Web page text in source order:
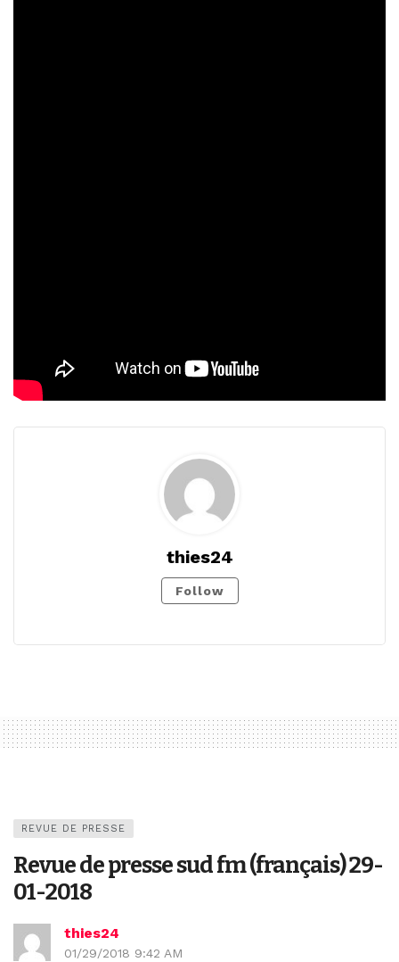
thies24
Follow
REVUE DE PRESSE
Revue de presse sud fm (français) 29-
01-2018
thies24
01/29/2018 9:42 AM